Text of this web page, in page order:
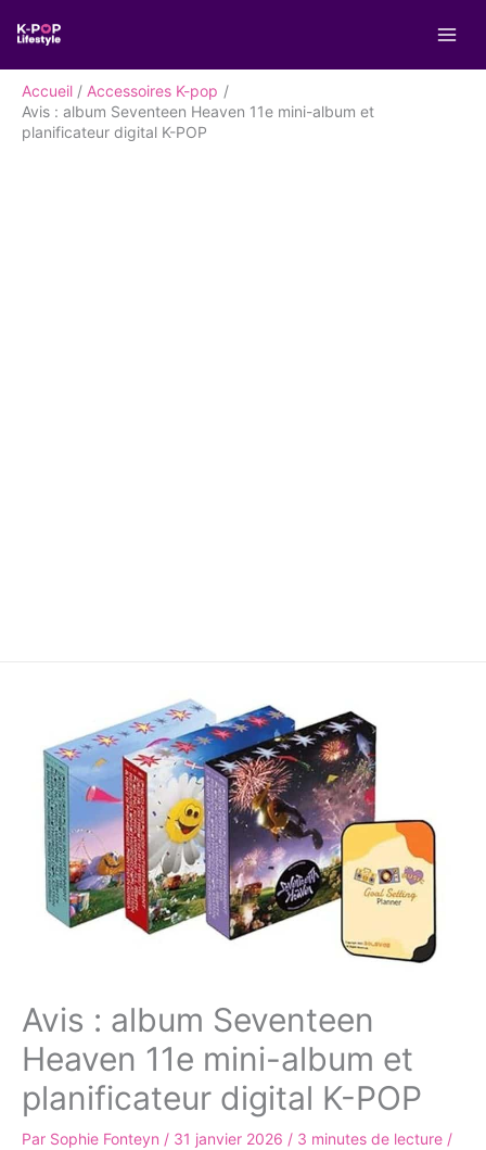
contenu
Accueil
Accessoires K-pop
Avis : album Seventeen Heaven 11e mini-album et
planificateur digital K-POP
Avis : album Seventeen
Heaven 11e mini-album et
planificateur digital K-POP
Par Sophie Fonteyn / 31 janvier 2026 / 3 minutes de lecture /
e
c
h
e